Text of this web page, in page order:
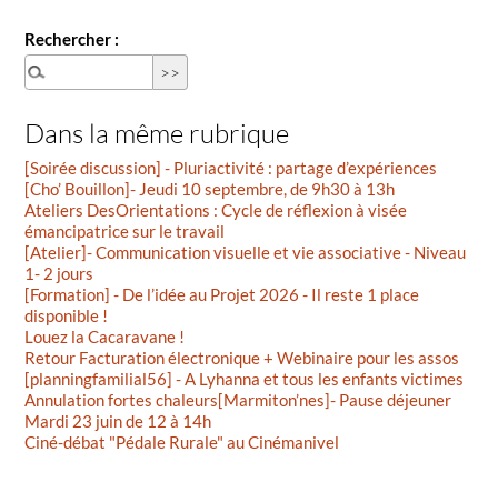
Rechercher :
Dans la même rubrique
[Soirée discussion] - Pluriactivité : partage d’expériences
[Cho’ Bouillon]- Jeudi 10 septembre, de 9h30 à 13h
Ateliers DesOrientations : Cycle de réflexion à visée
émancipatrice sur le travail
[Atelier]- Communication visuelle et vie associative - Niveau
1- 2 jours
[Formation] - De l’idée au Projet 2026 - Il reste 1 place
disponible !
Louez la Cacaravane !
Retour Facturation électronique + Webinaire pour les assos
[planningfamilial56] - A Lyhanna et tous les enfants victimes
Annulation fortes chaleurs[Marmiton’nes]- Pause déjeuner
Mardi 23 juin de 12 à 14h
Ciné-débat "Pédale Rurale" au Cinémanivel